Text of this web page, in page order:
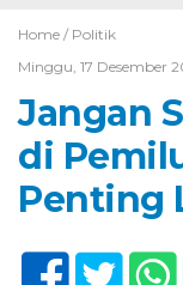
Home / Politik
Minggu, 17 Desember
Jangan
di
Penting